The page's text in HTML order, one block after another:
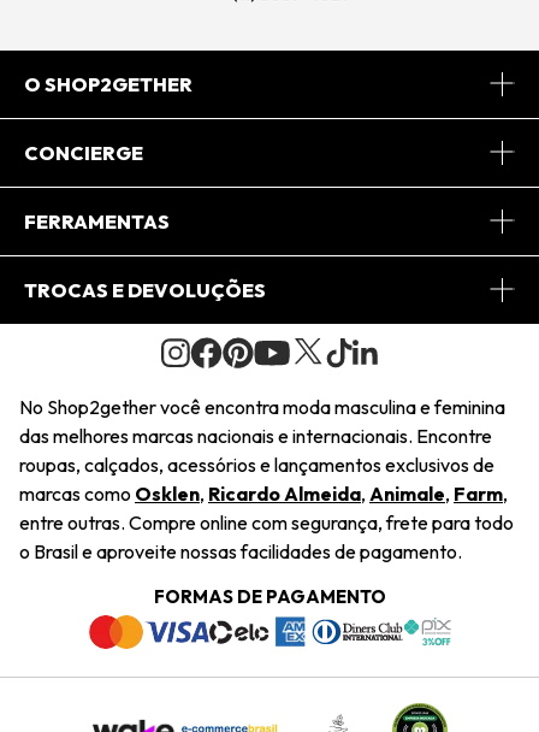
O SHOP2GETHER
Sobre Nós
Journal
Saiu na Mídia
Sustentabilidade
Navegando
Termos e Condições
Trabalhe Conosco
CONCIERGE
Central de Relacionamento
Regulamento e Promoções
FERRAMENTAS
Minha Conta
Pedido de Presente
Wishlist
TROCAS E DEVOLUÇÕES
Condições Gerais
Troca Fácil
Restituição de Pagamento
Dúvidas Frequentes
Termos e Condições
Política de Privacidade
No Shop2gether você encontra moda masculina e feminina
das melhores marcas nacionais e internacionais. Encontre
roupas, calçados, acessórios e lançamentos exclusivos de
marcas como Osklen, Ricardo Almeida, Animale, Farm,
entre outras. Compre online com segurança, frete para todo
o Brasil e aproveite nossas facilidades de pagamento.
FORMAS DE PAGAMENTO